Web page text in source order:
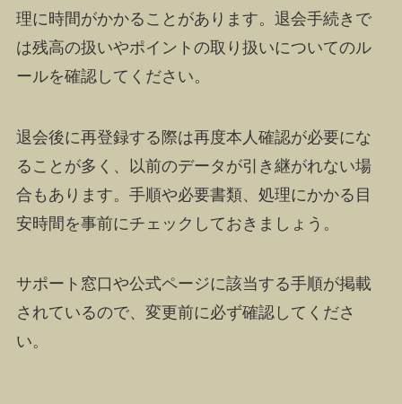
理に時間がかかることがあります。退会手続きで
は残高の扱いやポイントの取り扱いについてのル
ールを確認してください。
退会後に再登録する際は再度本人確認が必要にな
ることが多く、以前のデータが引き継がれない場
合もあります。手順や必要書類、処理にかかる目
安時間を事前にチェックしておきましょう。
サポート窓口や公式ページに該当する手順が掲載
されているので、変更前に必ず確認してくださ
い。